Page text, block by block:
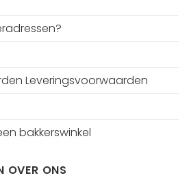
Leveringsvoorwaarden
bakkerswinkel
OVER ONS